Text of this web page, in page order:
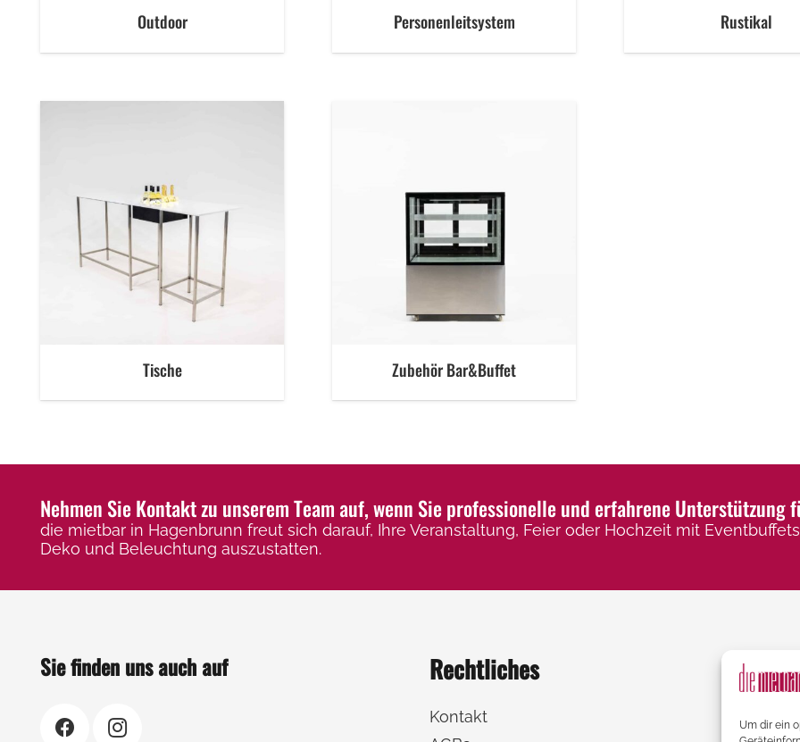
Um dir ein
Outdoor Personenleitsystem Rustikal
Tische Zubehör Bar&Buffet
Nehmen Sie Kontakt zu unserem Team auf, wenn Sie professionelle und erfahrene Unterstützung
die mietbar in Hagenbrunn freut sich darauf, Ihre Veranstaltung, Feier oder Hochzeit mit
Deko und Beleuchtung auszustatten.
Sie finden uns auch auf Rechtliches
Kontakt